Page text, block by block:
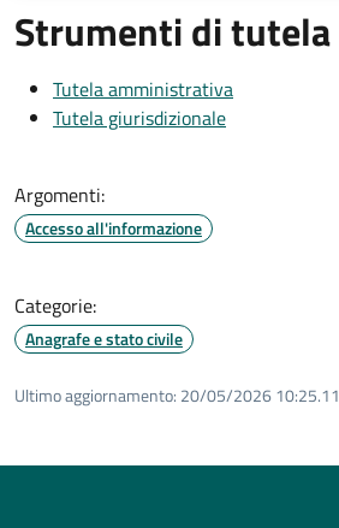
Strumenti di tutela
Tutela amministrativa
Tutela giurisdizionale
Argomenti:
Accesso all'informazione
Categorie:
Anagrafe e stato civile
Ultimo aggiornamento: 20/05/2026 10:25.11